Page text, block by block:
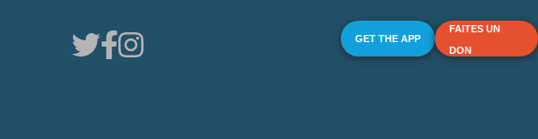
GET THE APP
FAITES UN
DON